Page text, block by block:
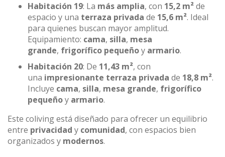
Habitación 19: La más amplia, con 15,2 m²de
espacio y una terraza privada de 15,6 m². Ideal
para quienes buscan mayor amplitud.
Equipamiento: cama, silla, mesa
grande, frigorífico pequeñoy armario.
Habitación 20: De 11,43 m², con
una impresionante terraza privada de 18,8 m².
Incluye cama, silla, mesa grande, frigorífico
pequeñoy armario.
Este coliving está diseñado para ofrecer un equilibrio
entre privacidad y comunidad, con espacios bien
organizados y modernos.